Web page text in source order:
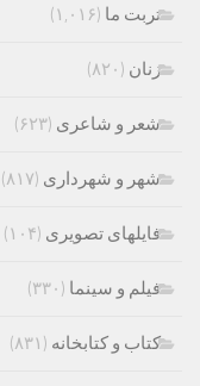
تربت ما (۱,۰۱۶)
زنان (۸۲۰)
شعر و شاعری (۶۲۳)
شهر و شهرداری (۸۱۷)
فایلهای تصویری (۱۰۴)
فیلم و سینما (۳۳۰)
کتاب و کتابخانه (۸۳۱)